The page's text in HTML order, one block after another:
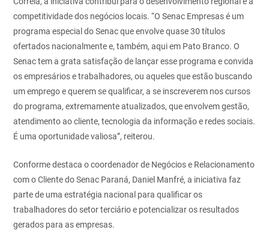
competitividade dos negócios locais. “O Senac Empresas é um
programa especial do Senac que envolve quase 30 títulos
ofertados nacionalmente e, também, aqui em Pato Branco. O
Senac tem a grata satisfação de lançar esse programa e convida
os empresários e trabalhadores, ou aqueles que estão buscando
um emprego e querem se qualificar, a se inscreverem nos cursos
do programa, extremamente atualizados, que envolvem gestão,
atendimento ao cliente, tecnologia da informação e redes sociais.
É uma oportunidade valiosa”, reiterou.
Conforme destaca o coordenador de Negócios e Relacionamento
com o Cliente do Senac Paraná, Daniel Manfré, a iniciativa faz
parte de uma estratégia nacional para qualificar os
trabalhadores do setor terciário e potencializar os resultados
gerados para as empresas.